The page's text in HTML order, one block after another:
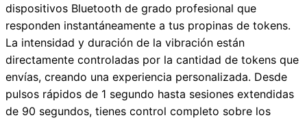
dispositivos Bluetooth de grado profesional que
responden instantáneamente a tus propinas de tokens.
La intensidad y duración de la vibración están
directamente controladas por la cantidad de tokens que
envías, creando una experiencia personalizada. Desde
pulsos rápidos de 1 segundo hasta sesiones extendidas
de 90 segundos, tienes control completo sobre los